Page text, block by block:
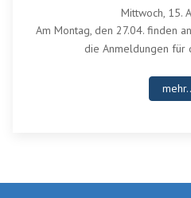
Mittwoch, 15.
Am Montag, den 27.04. finden
die Anmeldungen für